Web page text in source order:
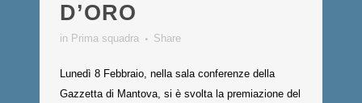
D’ORO
in Prima squadra Share
Lunedì 8 Febbraio, nella sala conferenze della
Gazzetta di Mantova, si è svolta la premiazione del